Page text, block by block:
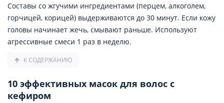
Составы со жгучими ингредиентами (перцем, алкоголем,
горчицей, корицей) выдерживаются до 30 минут. Если кожу
головы начинает жечь, смывают раньше. Используют
агрессивные смеси 1 раз в неделю.
К СОДЕРЖАНИЮ
10 эффективных масок для волос с
кефиром